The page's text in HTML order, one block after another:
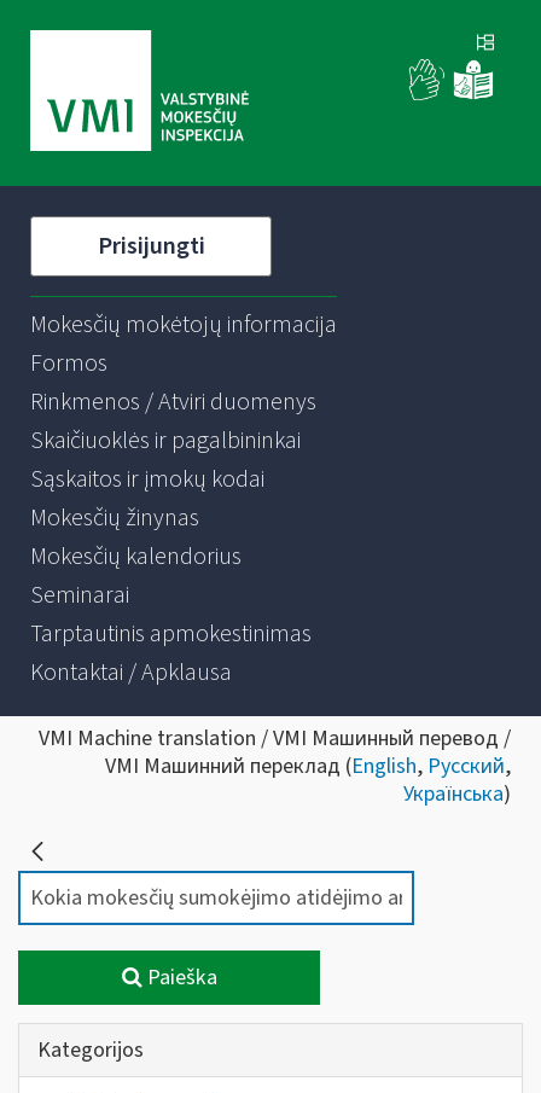
Prisijungti
Mokesčių mokėtojų informacija
Formos
Rinkmenos / Atviri duomenys
Skaičiuoklės ir pagalbininkai
Sąskaitos ir įmokų kodai
Mokesčių žinynas
Mokesčių kalendorius
Seminarai
Tarptautinis apmokestinimas
Kontaktai / Apklausa
VMI Machine translation / VMI Машинный перевод /
VMI Машинний переклад (English, Русский,
Українська)
Paieška
Kategorijos